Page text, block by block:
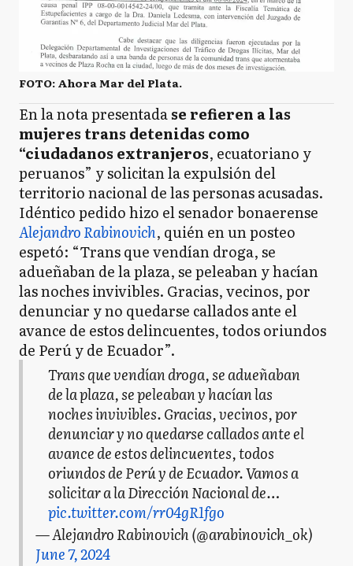
FOTO: Ahora Mar del Plata.
En la nota presentadase refieren a las
mujeres trans detenidas como
“ciudadanos extranjeros, ecuatoriano y
peruanos” y solicitan la expulsión del
territorio nacional de las personas acusadas.
Idéntico pedido hizo el senador bonaerense
Alejandro Rabinovich, quién en un posteo
espetó: “Trans que vendían droga, se
adueñaban de la plaza, se peleaban y hacían
las noches invivibles. Gracias, vecinos, por
denunciar y no quedarse callados ante el
avance de estos delincuentes, todos oriundos
de Perú y de Ecuador”.
Trans que vendían droga, se adueñaban
de la plaza, se peleaban y hacían las
noches invivibles. Gracias, vecinos, por
denunciar y no quedarse callados ante el
avance de estos delincuentes, todos
oriundos de Perú y de Ecuador. Vamos a
solicitar a la Dirección Nacional de…
pic.twitter.com/rr04gR1fgo
— Alejandro Rabinovich (@arabinovich_ok)
June 7, 2024